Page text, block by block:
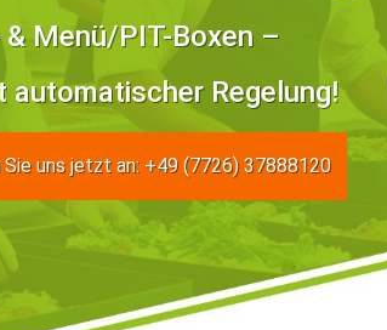
Menü/PIT-Boxen –
automatischer Regelung!
uns jetzt an: +49 (7726) 37888120